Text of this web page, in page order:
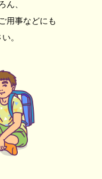
ん、
用事などにも
。